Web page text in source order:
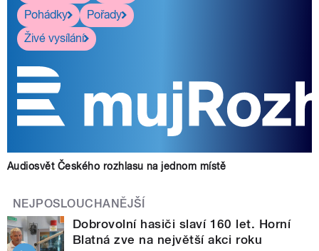
Pohádky
Pořady
Živé vysílání
Audiosvět Českého rozhlasu na jednom místě
NEJPOSLOUCHANĚJŠÍ
Dobrovolní hasiči slaví 160 let. Horní
Blatná zve na největší akci roku